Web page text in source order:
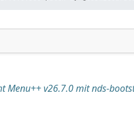
Menu++ v26.7.0 mit nds-